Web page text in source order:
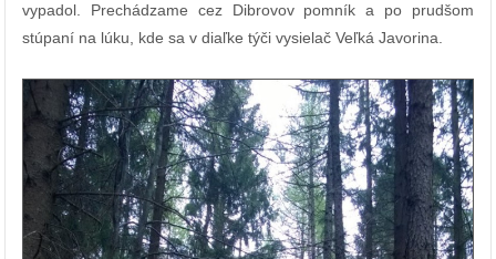
vypadol. Prechádzame cez Dibrovov pomník a po prudšom
stúpaní na lúku, kde sa v diaľke týči vysielač Veľká Javorina.